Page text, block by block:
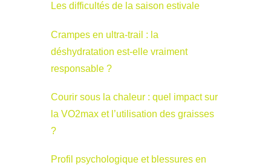
Les difficultés de la saison estivale
Crampes en ultra-trail : la
déshydratation est-elle vraiment
responsable ?
Courir sous la chaleur : quel impact sur
la VO2max et l’utilisation des graisses
?
Profil psychologique et blessures en